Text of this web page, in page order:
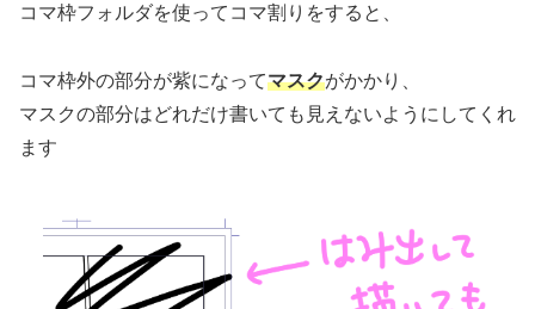
コマ枠フォルダを使ってコマ割りをすると、
コマ枠外の部分が紫になってマスクがかかり、
マスクの部分はどれだけ書いても見えないようにしてくれ
ます